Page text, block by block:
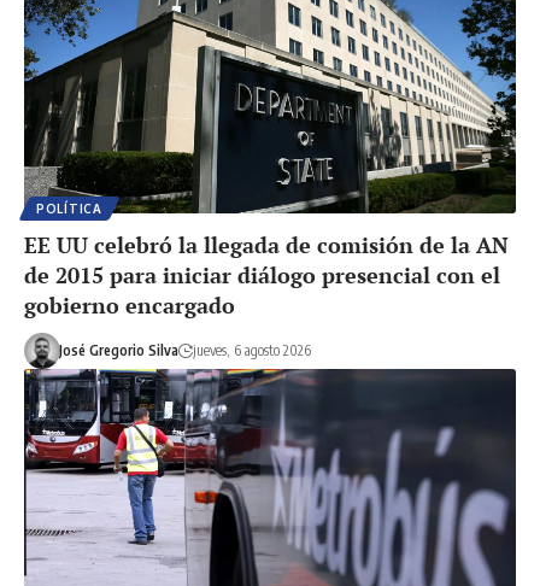
POLÍTICA
EE UU celebró la llegada de comisión de la AN
de 2015 para iniciar diálogo presencial con el
gobierno encargado
José Gregorio Silva jueves, 6 agosto 2026